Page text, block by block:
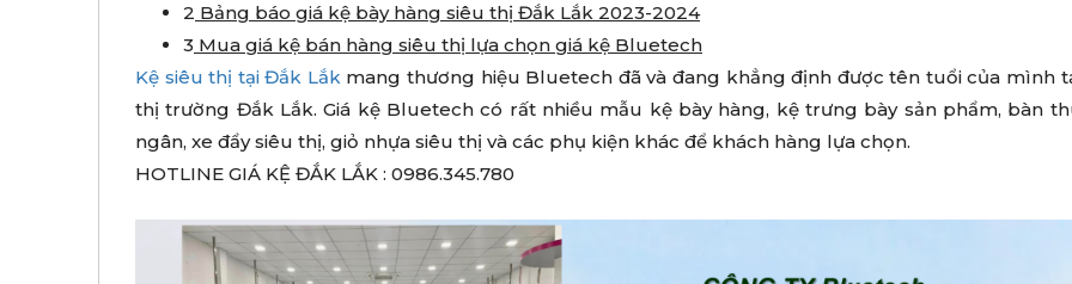
2 Bảng báo giá kệ bày hàng siêu thị Đắk Lắk 2023-2024
3 Mua giá kệ bán hàng siêu thị lựa chọn giá kệ Bluetech
Kệ siêu thị tại Đắk Lắkmang thương hiệu Bluetech đã và đang khẳng định được tên tuổi của mình
thị trường Đắk Lắk. Giá kệ Bluetech có rất nhiều mẫu kệ bày hàng, kệ trưng bày sản phẩm, bàn
ngân, xe đẩy siêu thị, giỏ nhựa siêu thị và các phụ kiện khác để khách hàng lựa chọn.
HOTLINE GIÁ KỆ ĐẮK LẮK : 0986.345.780